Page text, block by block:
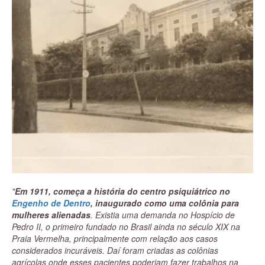
"Em 1911, começa a história do centro psiquiátrico no
Engenho de Dentro, inaugurado como uma colônia para
mulheres alienadas. Existia uma demanda no Hospício de
Pedro II, o primeiro fundado no Brasil ainda no século XIX na
Praia Vermelha, principalmente com relação aos casos
considerados incuráveis. Daí foram criadas as colônias
agrícolas onde esses pacientes poderiam fazer trabalhos na